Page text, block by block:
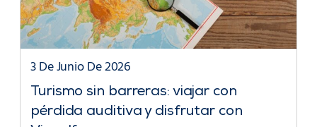
Turismo sin barreras: viajar con
pérdida auditiva y disfrutar con
3 De Junio De 2026